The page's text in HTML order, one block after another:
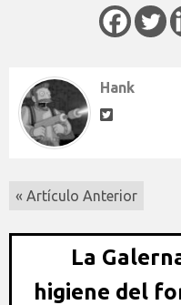
Hank
« Artículo Anterior
La
higiene del